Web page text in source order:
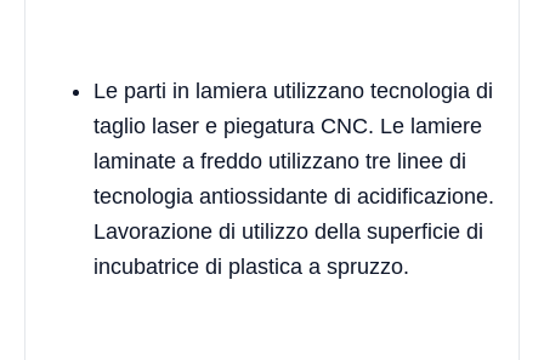
Le parti in lamiera utilizzano tecnologia di
taglio laser e piegatura CNC. Le lamiere
laminate a freddo utilizzano tre linee di
tecnologia antiossidante di acidificazione.
Lavorazione di utilizzo della superficie di
incubatrice di plastica a spruzzo.